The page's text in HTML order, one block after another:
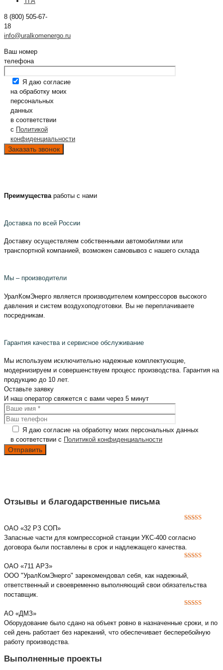
8 (800) 505-67-
18
info@uralkomenergo.ru
Ваш номер
телефона
Я даю согласие
на обработку моих
персональных
данных
в соответствии
с Политикой
конфиденциальности
Преимущества работы с нами
Доставка по всей России
Доставку осуществляем собственными автомобилями или
транспортной компанией, возможен самовывоз с нашего склада
Мы – производители
УралКомЭнерго является производителем компрессоров высокого
давления и систем воздухоподготовки. Вы не переплачиваете
посредникам.
Гарантия качества и сервисное обслуживание
Мы используем исключительно надежные комплектующие,
модернизируем и совершенствуем процесс производства. Гарантия на
продукцию до 10 лет.
Оставьте заявку
И наш оператор свяжется с вами через 5 минут
Я даю согласие на обработку моих персональных данных
в соответствии с Политикой конфиденциальности
Отзывы и благодарственные письма
ОАО «32 РЗ СОП»
Запасные части для компрессорной станции УКС-400 согласно
договора были поставлены в срок и надлежащего качества.
ОАО «711 АРЗ»
ООО "УралКомЭнерго" зарекомендовал себя, как надежный,
ответственный и своевременно выполняющий свои обязательства
поставщик.
АО «ДМЗ»
Оборудование было сдано на объект ровно в назначенные сроки, и по
сей день работает без нареканий, что обеспечивает бесперебойную
работу производства.
Выполненные проекты